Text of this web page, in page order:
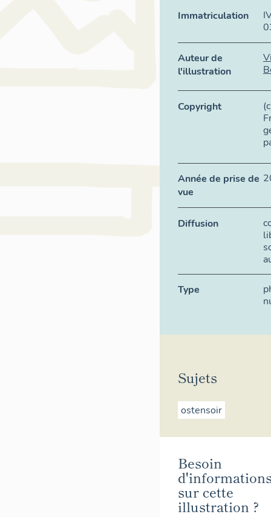
Immatriculation
Auteur de
l'illustration
Copyright
Année de prise de
vue
Diffusion
Type
Sujets
ostensoir
Besoin
sur cette
illustration ?